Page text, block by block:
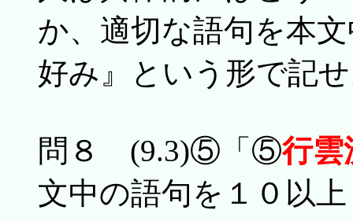
か、適切な語句を本
好み』という形で記
問８ (9.3)⑤「⑤行雲
文中の語句を１０以